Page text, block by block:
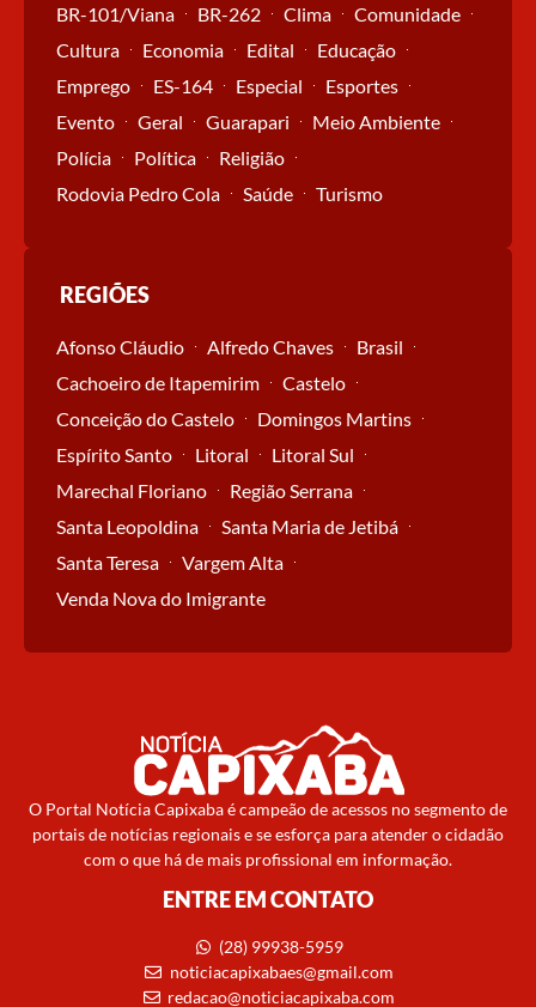
BR-101/Viana
BR-262 Clima
Comunidade
Cultura
Economia Edital
Educação
Emprego
ES-164 Especial
Esportes
Evento
Geral Guarapari
Meio Ambiente
Polícia
Política
Religião
Rodovia Pedro Cola
Saúde Turismo
REGIÕES
Afonso Cláudio Alfredo Chaves
Brasil
Cachoeiro de Itapemirim
Castelo
Conceição do Castelo
Domingos Martins
Espírito Santo
Litoral
Litoral Sul
Marechal Floriano
Região Serrana
Santa Leopoldina
Santa Maria de Jetibá
Santa Teresa
Vargem Alta
Venda Nova do Imigrante
O Portal Notícia Capixaba é campeão de acessos no segmento de
portais de notícias regionais e se esforça para atender o cidadão
com o que há de mais profissional em informação.
ENTRE EM CONTATO
(28) 99938-5959
noticiacapixabaes@gmail.com
redacao@noticiacapixaba.com